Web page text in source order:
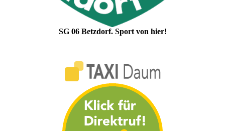
SG 06 Betzdorf. Sport von hier!